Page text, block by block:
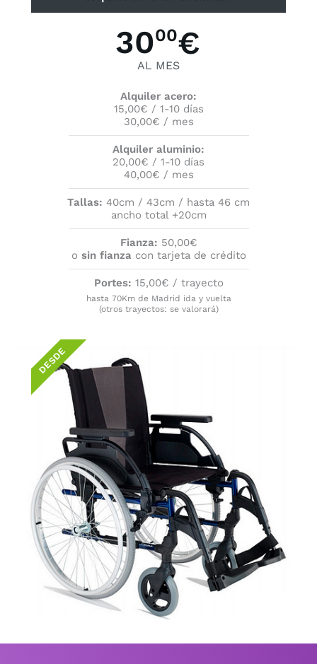
3000€
AL MES
Alquiler acero:
15,00€ / 1-10 días
30,00€ / mes
Alquiler aluminio:
20,00€ / 1-10 días
40,00€ / mes
Tallas: 40cm / 43cm / hasta 46 cm
ancho total +20cm
Fianza: 50,00€
o sin fianza con tarjeta de crédito
Portes: 15,00€ / trayecto
hasta 70Km de Madrid ida y vuelta
(otros trayectos: se valorará)
DESDE